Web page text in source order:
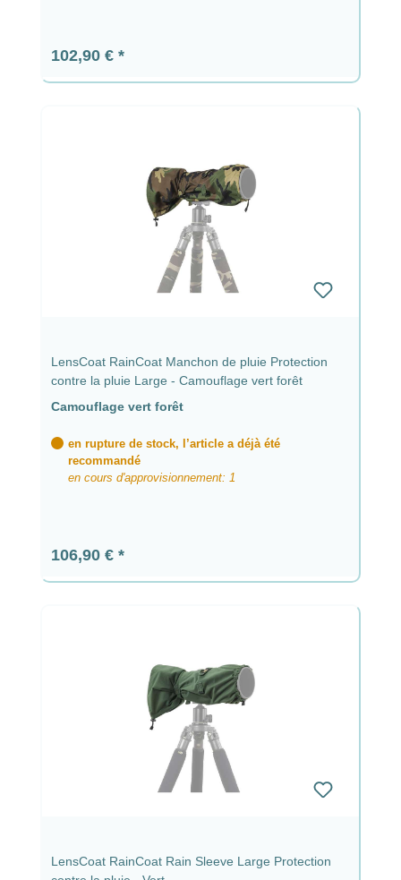
Prix régulier :
102,90 €
LensCoat RainCoat Manchon de pluie Protection
contre la pluie Large - Camouflage vert forêt
Camouflage vert forêt
en rupture de stock, l’article a déjà été
recommandé
en cours d'approvisionnement: 1
Prix régulier :
106,90 €
LensCoat RainCoat Rain Sleeve Large Protection